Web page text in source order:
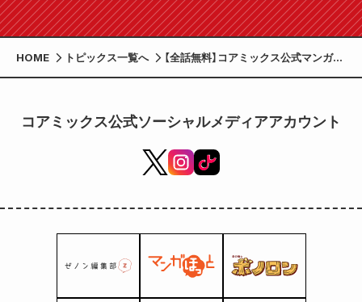
HOME トピックス一覧へ
【全話無料】コアミックス公式マンガア
プリ「マンガほっと」にて“Summerホ
コアミックス公式ソーシャルメディアアカウント